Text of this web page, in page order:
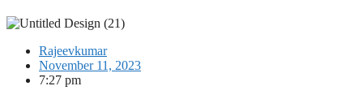
Rajeevkumar
November 11, 2023
7:27 pm